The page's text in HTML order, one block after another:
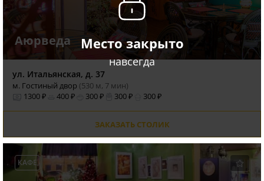
Место закрыто
навсегда
Аюрведа
ул. Итальянская, д. 37
м. Гостиный двор (530 м, 7 мин)
1300 ₽
400 ₽ 300 ₽ 300 ₽ 300 ₽
ЗАКАЗАТЬ СТОЛИК
КАФЕ